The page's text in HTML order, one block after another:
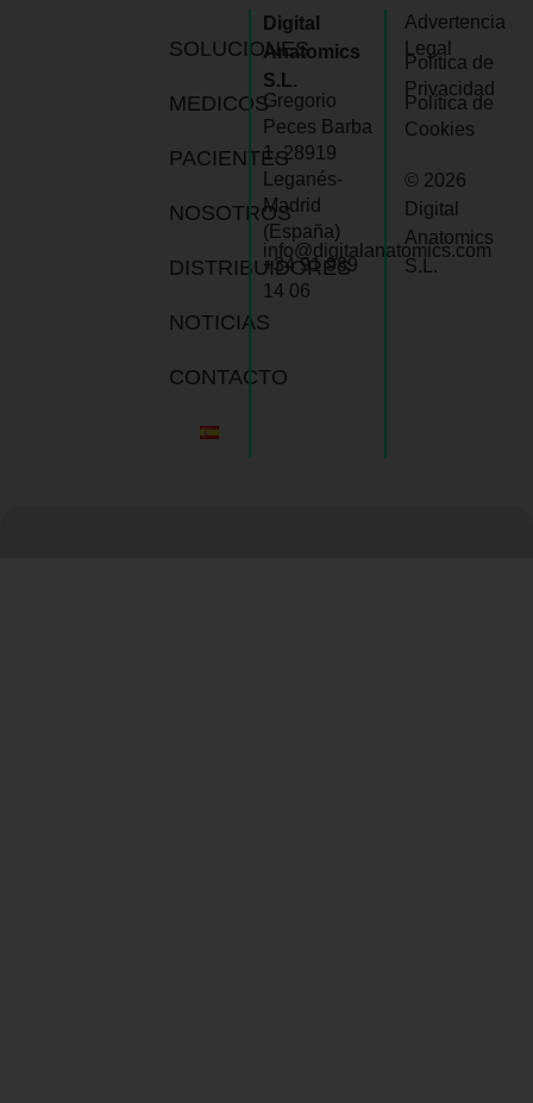
SOLUCIONES
MEDICOS
PACIENTES
NOSOTROS
DISTRIBUIDORES
NOTICIAS
CONTACTO
Digital
Anatomics
S.L.
Gregorio
Peces Barba
1, 28919
Leganés-
Madrid
(España)
info@digitalanatomics.com
+34 91 989
14 06
Advertencia
Legal
Política de
Privacidad
Política de
Cookies
© 2026
Digital
Anatomics
S.L.